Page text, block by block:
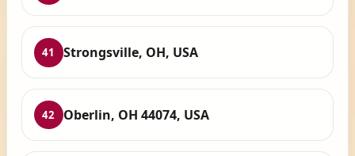
41 Strongsville, OH, USA
42 Oberlin, OH 44074, USA